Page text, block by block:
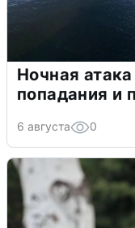
Ночная
попадания и
6 августа 0